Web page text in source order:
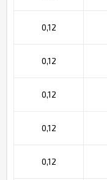
0,12
0,12
0,12
0,12
0,12